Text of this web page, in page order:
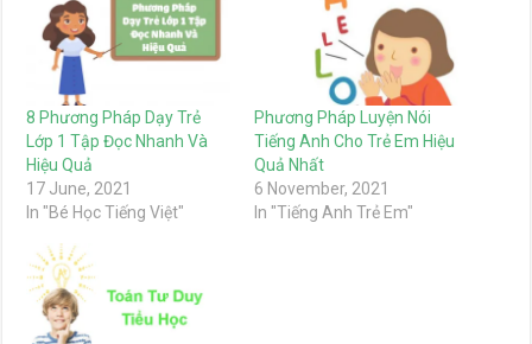
8 Phương Pháp Dạy Trẻ
Lớp 1 Tập Đọc Nhanh Và
Hiệu Quả
17 June, 2021
In "Bé Học Tiếng Việt"
Phương Pháp Luyện Nói
Tiếng Anh Cho Trẻ Em Hiệu
Quả Nhất
6 November, 2021
In "Tiếng Anh Trẻ Em"